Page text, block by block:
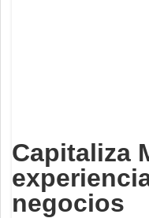
Capitaliza
negocios